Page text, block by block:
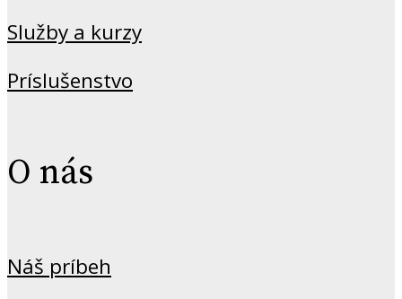
Služby a kurzy
Príslušenstvo
O nás
Náš príbeh